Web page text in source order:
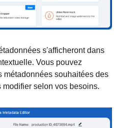
s'afficheront dans
Vous pouvez
métadonnées souhaitées des
modifier selon vos besoins.